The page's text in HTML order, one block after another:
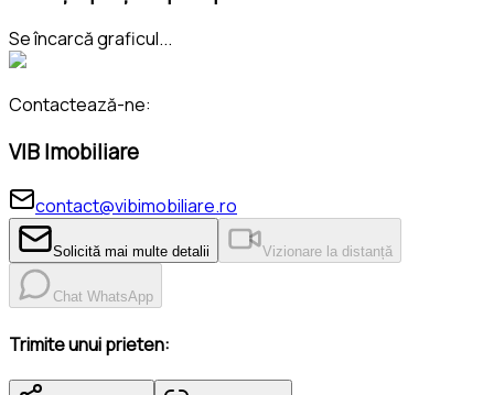
Se încarcă graficul...
Contactează-ne:
VIB Imobiliare
contact@vibimobiliare.ro
Solicită mai multe detalii Vizionare la distanță
Chat WhatsApp
Trimite unui prieten: